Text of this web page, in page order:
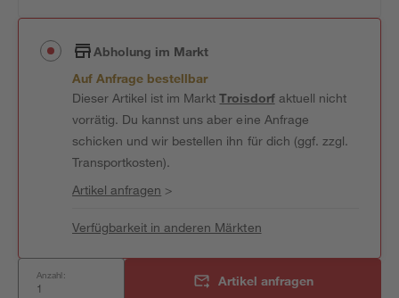
Abholung im Markt
Auf Anfrage bestellbar
Dieser Artikel ist im MarktTroisdorfaktuell nicht
vorrätig. Du kannst uns aber eine Anfrage
schicken und wir bestellen ihn für dich (ggf. zzgl.
Transportkosten).
Artikel anfragen >
Verfügbarkeit in anderen Märkten
Anzahl: Artikel anfragen